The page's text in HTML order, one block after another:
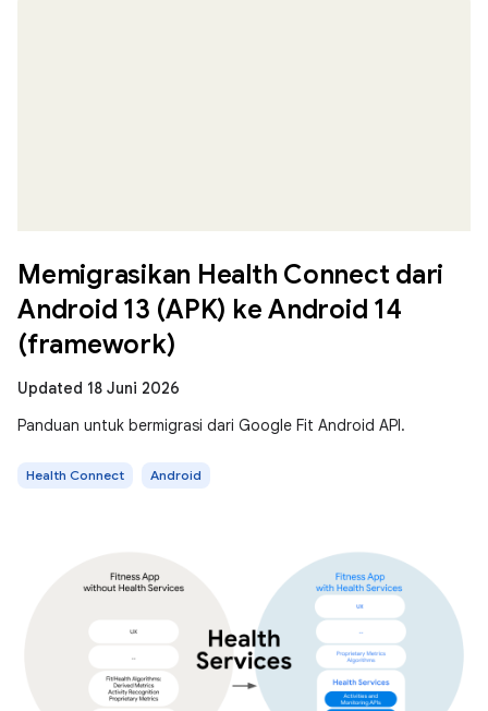
Memigrasikan Health Connect dari
Android 13 (APK) ke Android 14
(framework)
Updated 18 Juni 2026
Panduan untuk bermigrasi dari Google Fit Android API.
Health Connect Android